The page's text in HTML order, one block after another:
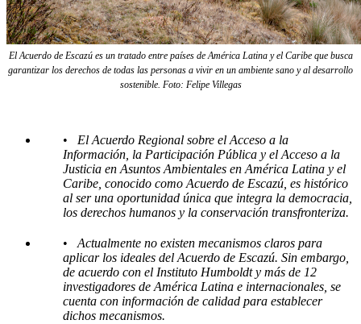
El Acuerdo de Escazú es un tratado entre países de América Latina y el Caribe que busca
garantizar los derechos de todas las personas a vivir en un ambiente sano y al desarrollo
sostenible. Foto: Felipe Villegas
• El Acuerdo Regional sobre el Acceso a la
Información, la Participación Pública y el Acceso a la
Justicia en Asuntos Ambientales en América Latina y el
Caribe, conocido como Acuerdo de Escazú, es histórico
al ser una oportunidad única que integra la democracia,
los derechos humanos y la conservación transfronteriza.
• Actualmente no existen mecanismos claros para
aplicar los ideales del Acuerdo de Escazú. Sin embargo,
de acuerdo con el Instituto Humboldt y más de 12
investigadores de América Latina e internacionales, se
cuenta con información de calidad para establecer
dichos mecanismos.